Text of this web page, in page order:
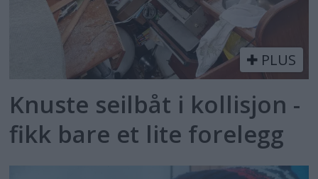
PLUS
Knuste seilbåt i kollisjon -
fikk bare et lite forelegg